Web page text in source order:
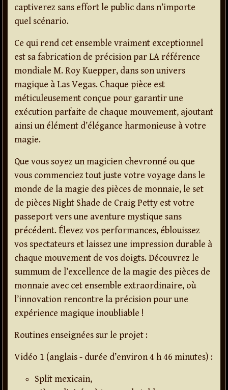
captiverez sans effort le public dans n’importe
quel scénario.
Ce qui rend cet ensemble vraiment exceptionnel
est sa fabrication de précision par LA référence
mondiale M. Roy Kuepper, dans son univers
magique à Las Vegas. Chaque pièce est
méticuleusement conçue pour garantir une
exécution parfaite de chaque mouvement, ajoutant
ainsi un élément d’élégance harmonieuse à votre
magie.
Que vous soyez un magicien chevronné ou que
vous commenciez tout juste votre voyage dans le
monde de la magie des pièces de monnaie, le set
de pièces Night Shade de Craig Petty est votre
passeport vers une aventure mystique sans
précédent. Élevez vos performances, éblouissez
vos spectateurs et laissez une impression durable à
chaque mouvement de vos doigts. Découvrez le
summum de l’excellence de la magie des pièces de
monnaie avec cet ensemble extraordinaire, où
l’innovation rencontre la précision pour une
expérience magique inoubliable !
Routines enseignées sur le projet :
Vidéo 1 (anglais - durée d’environ 4 h 46 minutes) :
Split mexicain,